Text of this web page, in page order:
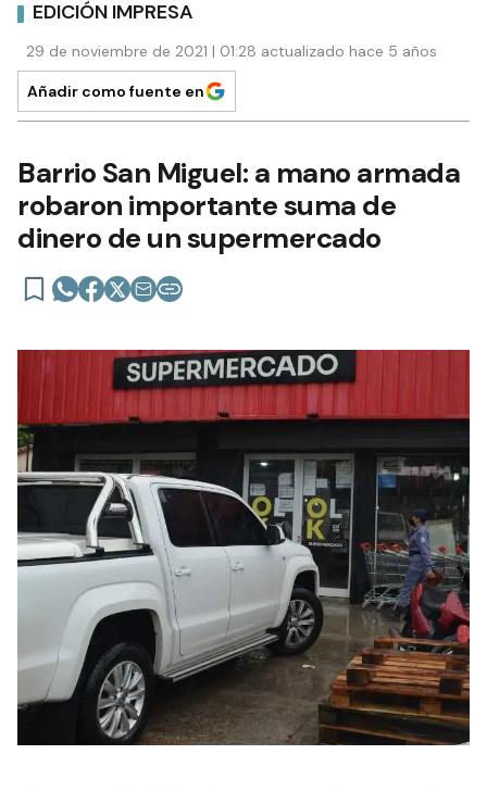
EDICIÓN IMPRESA
29 de noviembre de 2021 | 01:28 actualizado hace 5 años
Añadir como fuente en
Barrio San Miguel: a mano armada
robaron importante suma de
dinero de un supermercado